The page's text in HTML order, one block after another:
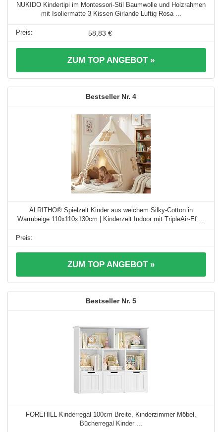
NUKIDO Kindertipi im Montessori-Stil Baumwolle und Holzrahmen
mit Isoliermatte 3 Kissen Girlande Luftig Rosa ...
58,83 €
ZUM TOP ANGEBOT »
4
ALRITHO® Spielzelt Kinder aus weichem Silky-Cotton in
Warmbeige 110x110x130cm | Kinderzelt Indoor mit TripleAir-Ef ...
ZUM TOP ANGEBOT »
5
FOREHILL Kinderregal 100cm Breite, Kinderzimmer Möbel,
Bücherregal Kinder ...